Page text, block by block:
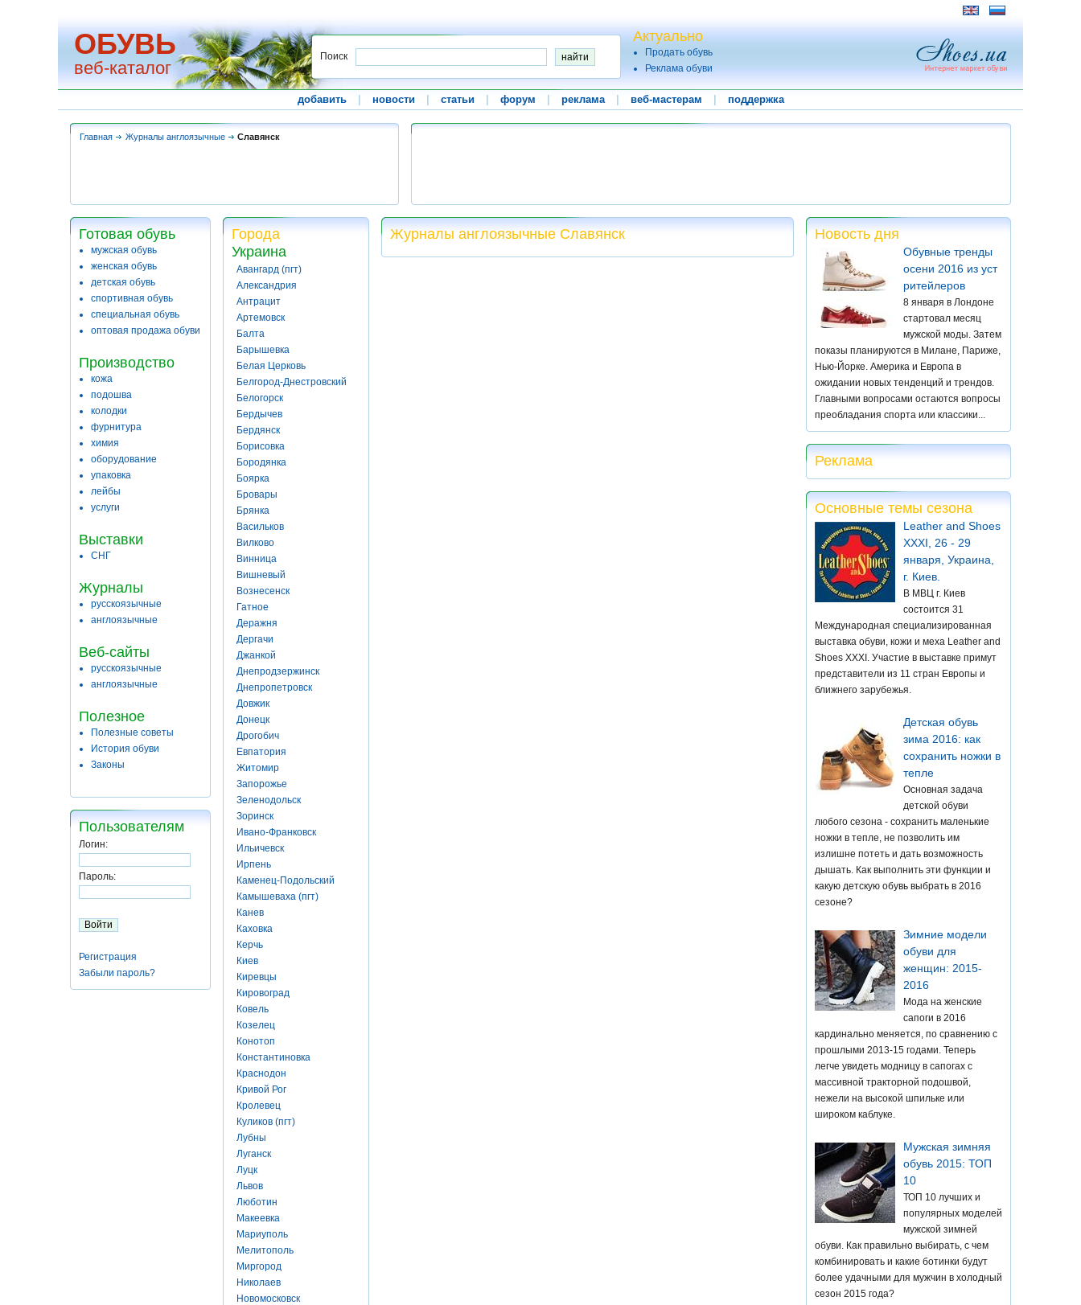
ОБУВЬ
веб-каталог
Поиск
Актуально
Продать обувь
Реклама обуви
добавить новости статьи форум реклама веб-мастерам поддержка
Главная Журналы англоязычные Славянск
Готовая обувь
мужская обувь
женская обувь
детская обувь
спортивная обувь
специальная обувь
оптовая продажа обуви
Производство
кожа
подошва
колодки
фурнитура
химия
оборудование
упаковка
лейбы
услуги
Выставки
СНГ
Журналы
русскоязычные
англоязычные
Веб-сайты
русскоязычные
англоязычные
Полезное
Полезные советы
История обуви
Законы
Пользователям
Логин:
Пароль:
Регистрация
Забыли пароль?
Города
Украина
Авангард (пгт)
Александрия
Антрацит
Артемовск
Балта
Барышевка
Белая Церковь
Белгород-Днестровский
Белогорск
Бердычев
Бердянск
Борисовка
Бородянка
Боярка
Бровары
Брянка
Васильков
Вилково
Винница
Вишневый
Вознесенск
Гатное
Деражня
Дергачи
Джанкой
Днепродзержинск
Днепропетровск
Довжик
Донецк
Дрогобич
Евпатория
Житомир
Запорожье
Зеленодольск
Зоринск
Ивано-Франковск
Ильичевск
Ирпень
Каменец-Подольский
Камышеваха (пгт)
Канев
Каховка
Керчь
Киев
Киревцы
Кировоград
Ковель
Козелец
Конотоп
Константиновка
Краснодон
Кривой Рог
Кролевец
Куликов (пгт)
Лубны
Луганск
Луцк
Львов
Люботин
Макеевка
Мариуполь
Мелитополь
Миргород
Николаев
Новомосковск
Журналы англоязычные Славянск Новость дня
Обувные тренды
осени 2016 из уст
ритейлеров
8 января в Лондоне
стартовал месяц
мужской моды. Затем
показы планируются в Милане, Париже,
Нью-Йорке. Америка и Европа в
ожидании новых тенденций и трендов.
Главными вопросами остаются вопросы
преобладания спорта или классики...
Реклама
Основные темы сезона
Leather and Shoes
XXXI, 26 - 29
января, Украина,
г. Киев.
В МВЦ г. Киев
состоится 31
Международная специализированная
выставка обуви, кожи и меха Leather and
Shoes XXXI. Участие в выставке примут
представители из 11 стран Европы и
ближнего зарубежья.
Детская обувь
зима 2016: как
сохранить ножки в
тепле
Основная задача
детской обуви
любого сезона - сохранить маленькие
ножки в тепле, не позволить им
излишне потеть и дать возможность
дышать. Как выполнить эти функции и
какую детскую обувь выбрать в 2016
сезоне?
Зимние модели
обуви для
женщин: 2015-
2016
Мода на женские
сапоги в 2016
кардинально меняется, по сравнению с
прошлыми 2013-15 годами. Теперь
легче увидеть модницу в сапогах с
массивной тракторной подошвой,
нежели на высокой шпильке или
широком каблуке.
Мужская зимняя
обувь 2015: ТОП
10
ТОП 10 лучших и
популярных моделей
мужской зимней
обуви. Как правильно выбирать, с чем
комбинировать и какие ботинки будут
более удачными для мужчин в холодный
сезон 2015 года?